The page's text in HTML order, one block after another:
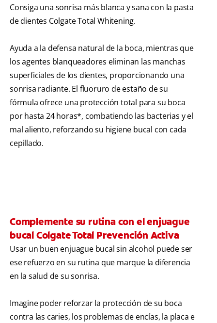
Consiga una sonrisa más blanca y sana con la pasta
de dientes Colgate Total Whitening.
Ayuda a la defensa natural de la boca, mientras que
los agentes blanqueadores eliminan las manchas
superficiales de los dientes, proporcionando una
sonrisa radiante. El fluoruro de estaño de su
fórmula ofrece una protección total para su boca
por hasta 24 horas*, combatiendo las bacterias y el
mal aliento, reforzando su higiene bucal con cada
cepillado.
Complemente su rutina con el enjuague
bucal Colgate Total Prevención Activa
Usar un buen enjuague bucal sin alcohol puede ser
ese refuerzo en su rutina que marque la diferencia
en la salud de su sonrisa.
Imagine poder reforzar la protección de su boca
contra las caries, los problemas de encías, la placa e